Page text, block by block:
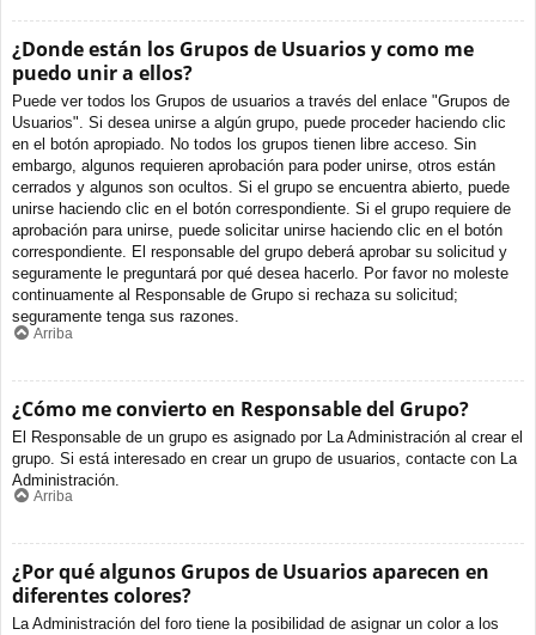
¿Donde están los Grupos de Usuarios y como me
puedo unir a ellos?
Puede ver todos los Grupos de usuarios a través del enlace "Grupos de
Usuarios". Si desea unirse a algún grupo, puede proceder haciendo clic
en el botón apropiado. No todos los grupos tienen libre acceso. Sin
embargo, algunos requieren aprobación para poder unirse, otros están
cerrados y algunos son ocultos. Si el grupo se encuentra abierto, puede
unirse haciendo clic en el botón correspondiente. Si el grupo requiere de
aprobación para unirse, puede solicitar unirse haciendo clic en el botón
correspondiente. El responsable del grupo deberá aprobar su solicitud y
seguramente le preguntará por qué desea hacerlo. Por favor no moleste
continuamente al Responsable de Grupo si rechaza su solicitud;
seguramente tenga sus razones.
Arriba
¿Cómo me convierto en Responsable del Grupo?
El Responsable de un grupo es asignado por La Administración al crear el
grupo. Si está interesado en crear un grupo de usuarios, contacte con La
Administración.
Arriba
¿Por qué algunos Grupos de Usuarios aparecen en
diferentes colores?
La Administración del foro tiene la posibilidad de asignar un color a los